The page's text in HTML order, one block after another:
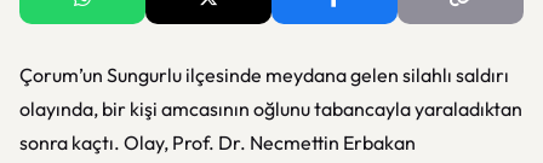
Çorum’un Sungurlu ilçesinde meydana gelen silahlı saldırı
olayında, bir kişi amcasının oğlunu tabancayla yaraladıktan
sonra kaçtı. Olay, Prof. Dr. Necmettin Erbakan